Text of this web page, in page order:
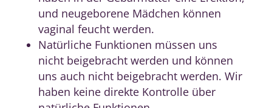
und neugeborene Mädchen können
vaginal feucht werden.
Natürliche Funktionen müssen uns
nicht beigebracht werden und können
uns auch nicht beigebracht werden. Wir
haben keine direkte Kontrolle über